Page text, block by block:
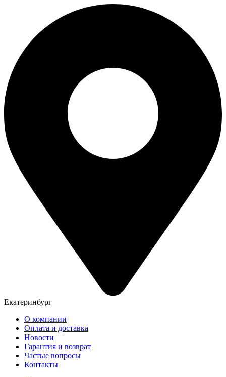
содержимому
Екатеринбург
О компании
Оплата и доставка
Новости
Гарантия и возврат
Частые вопросы
Контакты